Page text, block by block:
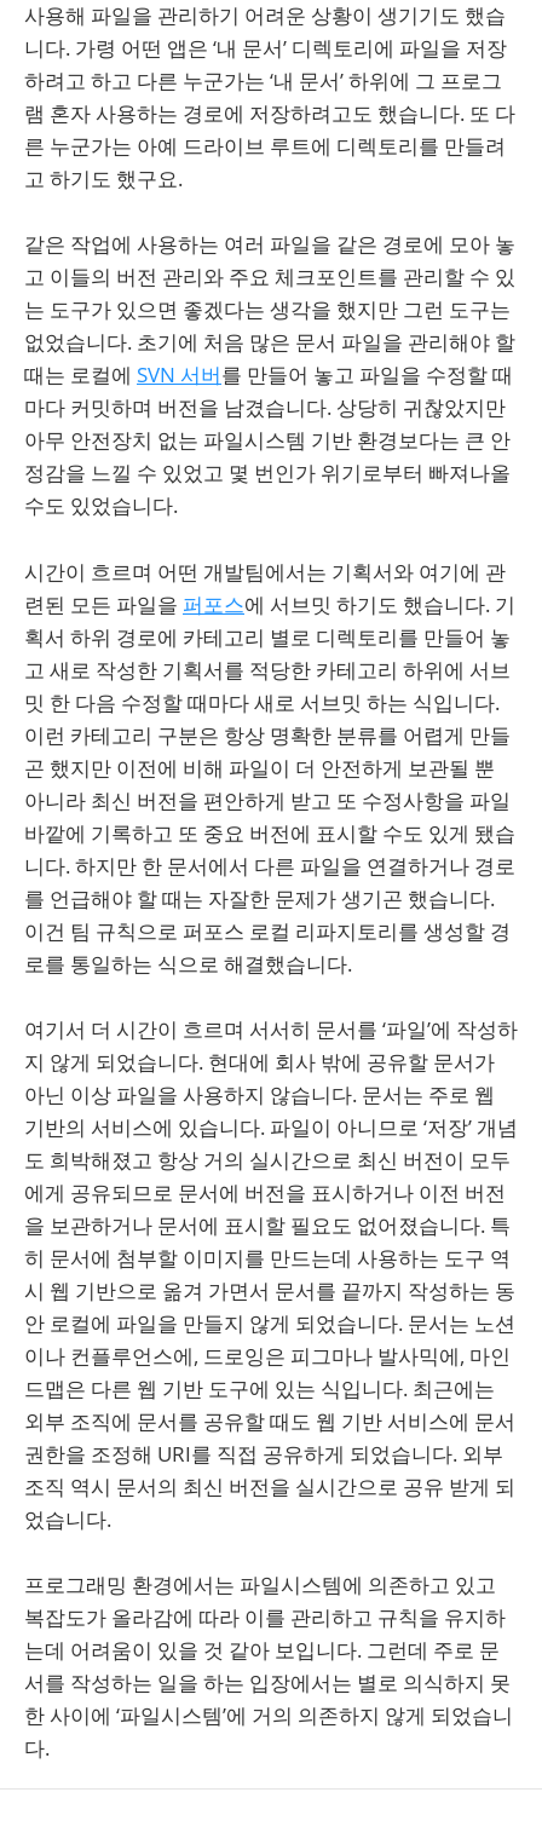
사용해 파일을 관리하기 어려운 상황이 생기기도 했습
니다. 가령 어떤 앱은 ‘내 문서’ 디렉토리에 파일을 저장
하려고 하고 다른 누군가는 ‘내 문서’ 하위에 그 프로그
램 혼자 사용하는 경로에 저장하려고도 했습니다. 또 다
른 누군가는 아예 드라이브 루트에 디렉토리를 만들려
고 하기도 했구요.
같은 작업에 사용하는 여러 파일을 같은 경로에 모아 놓
고 이들의 버전 관리와 주요 체크포인트를 관리할 수 있
는 도구가 있으면 좋겠다는 생각을 했지만 그런 도구는
없었습니다. 초기에 처음 많은 문서 파일을 관리해야 할
때는 로컬에 SVN 서버를 만들어 놓고 파일을 수정할 때
마다 커밋하며 버전을 남겼습니다. 상당히 귀찮았지만
아무 안전장치 없는 파일시스템 기반 환경보다는 큰 안
정감을 느낄 수 있었고 몇 번인가 위기로부터 빠져나올
수도 있었습니다.
시간이 흐르며 어떤 개발팀에서는 기획서와 여기에 관
련된 모든 파일을 퍼포스에 서브밋 하기도 했습니다. 기
획서 하위 경로에 카테고리 별로 디렉토리를 만들어 놓
고 새로 작성한 기획서를 적당한 카테고리 하위에 서브
밋 한 다음 수정할 때마다 새로 서브밋 하는 식입니다.
이런 카테고리 구분은 항상 명확한 분류를 어렵게 만들
곤 했지만 이전에 비해 파일이 더 안전하게 보관될 뿐
아니라 최신 버전을 편안하게 받고 또 수정사항을 파일
바깥에 기록하고 또 중요 버전에 표시할 수도 있게 됐습
니다. 하지만 한 문서에서 다른 파일을 연결하거나 경로
를 언급해야 할 때는 자잘한 문제가 생기곤 했습니다.
이건 팀 규칙으로 퍼포스 로컬 리파지토리를 생성할 경
로를 통일하는 식으로 해결했습니다.
여기서 더 시간이 흐르며 서서히 문서를 ‘파일’에 작성하
지 않게 되었습니다. 현대에 회사 밖에 공유할 문서가
아닌 이상 파일을 사용하지 않습니다. 문서는 주로 웹
기반의 서비스에 있습니다. 파일이 아니므로 ‘저장’ 개념
도 희박해졌고 항상 거의 실시간으로 최신 버전이 모두
에게 공유되므로 문서에 버전을 표시하거나 이전 버전
을 보관하거나 문서에 표시할 필요도 없어졌습니다. 특
히 문서에 첨부할 이미지를 만드는데 사용하는 도구 역
시 웹 기반으로 옮겨 가면서 문서를 끝까지 작성하는 동
안 로컬에 파일을 만들지 않게 되었습니다. 문서는 노션
이나 컨플루언스에, 드로잉은 피그마나 발사믹에, 마인
드맵은 다른 웹 기반 도구에 있는 식입니다. 최근에는
외부 조직에 문서를 공유할 때도 웹 기반 서비스에 문서
권한을 조정해 URI를 직접 공유하게 되었습니다. 외부
조직 역시 문서의 최신 버전을 실시간으로 공유 받게 되
었습니다.
프로그래밍 환경에서는 파일시스템에 의존하고 있고
복잡도가 올라감에 따라 이를 관리하고 규칙을 유지하
는데 어려움이 있을 것 같아 보입니다. 그런데 주로 문
서를 작성하는 일을 하는 입장에서는 별로 의식하지 못
한 사이에 ‘파일시스템’에 거의 의존하지 않게 되었습니
다.